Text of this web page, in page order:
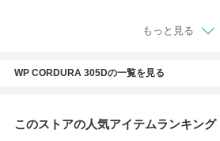
もっと見る
WP CORDURA 305Dの一覧を見る
このストアの人気アイテムランキング